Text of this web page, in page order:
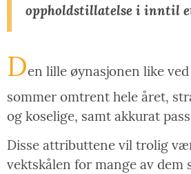
oppholdstillatelse i inntil
Den lille øynasjonen like
sommer omtrent hele året,
og koselige, samt akkurat
Disse attributtene vil trolig
vektskålen for mange av dem